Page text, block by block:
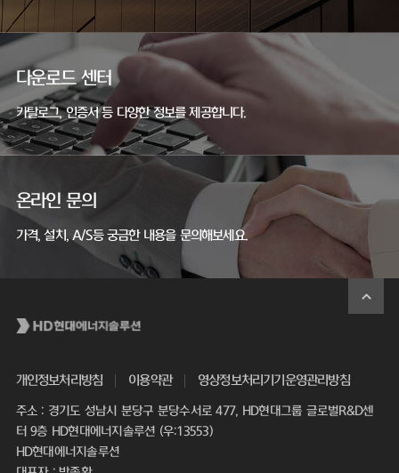
다운로드 센터
카탈로그, 인증서 등 다양한 정보를 제공합니다.
온라인 문의
가격, 설치, A/S등 궁금한 내용을 문의해보세요.
개인정보처리방침 이용약관 영상정보처리기기운영관리방침
주소 : 경기도 성남시 분당구 분당수서로 477, HD현대그룹 글로벌R&D센
터 9층 HD현대에너지솔루션 (우:13553)
HD현대에너지솔루션